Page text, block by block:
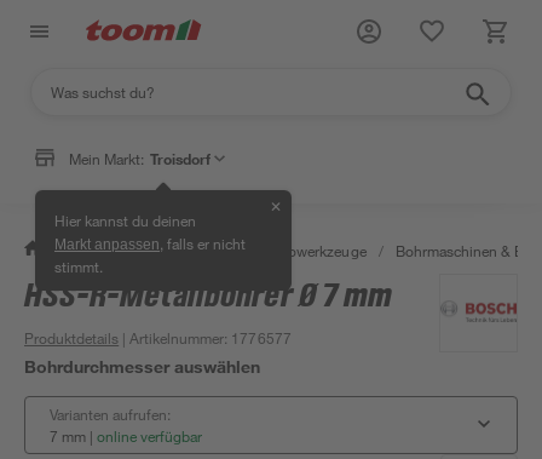
Mein Markt: Troisdorf
Hier kannst du deinen
Markt anpassen , falls er nicht
stimmt.
✕
/ Werkstatt & Maschinen / Elektrowerkzeuge / Bohrmaschinen &
HSS-R-Metallbohrer Ø 7 mm
Produktdetails | Artikelnummer: 1776577
Bohrdurchmesser auswählen
Varianten aufrufen:
7 mm | online verfügbar